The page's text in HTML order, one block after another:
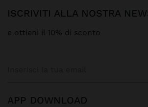
ISCRIVITI ALLA NOSTRA
e ottieni il 10% di sconto
APP DOWNLOAD